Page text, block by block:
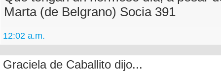
Marta (de Belgrano) Socia 391
12:02 a.m.
Graciela de Caballito dijo...